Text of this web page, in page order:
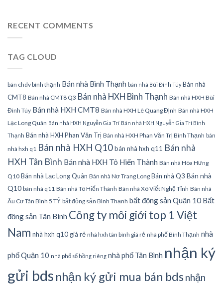
RECENT COMMENTS
TAG CLOUD
bán chdv bình thạnh Bán nhà Bình Thạnh bán nhà Bùi Đình Túy Bán nhà
CMT8 Bán nhà CMT8 Q3 Bán nhà HXH Bình Thạnh Bán nhà HXH Bùi
Đình Túy Bán nhà HXH CMT8 Bán nhà HXH Lê Quang Định Bán nhà HXH
Lạc Long Quân Bán nhà HXH Nguyễn Gia Trí Bán nhà HXH Nguyễn Gia Trí Bình
Thạnh Bán nhà HXH Phan Văn Trị Bán nhà HXH Phan Văn Trị Bình Thạnh bán
nhà hxh q1 Bán nhà HXH Q10bán nhà hxh q11 Bán nhà
HXH Tân Bình Bán nhà HXH Tô Hiến Thành Bán nhà Hòa Hưng
Q10 Bán nhà Lạc Long Quân Bán nhà Nơ Trang Long Bán nhà Q3 Bán nhà
Q10 bán nhà q11 Bán nhà Tô Hiến Thành Bán nhà Xô Viết Nghệ Tĩnh Bán nhà
Âu Cơ Tân Bình 5 TỶ bất động sản Bình Thạnh bất động sản Quận 10 Bất
động sản Tân Bình Công ty môi giới top 1 Việt
Nam nhà hxh q10 giá rẻ nhà hxh tân bình giá rẻ nhà phố Bình Thạnh nhà
phố Quận 10 nhà phố sổ hồng riêng nhà phố Tân Bình nhận ký
gửi bds nhận ký gửi mua bán bdsnhận